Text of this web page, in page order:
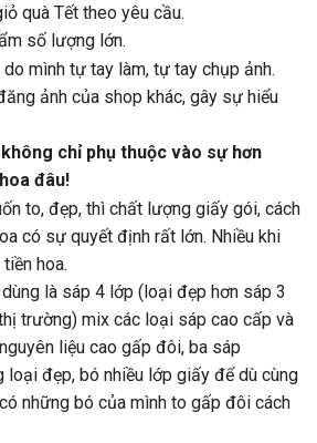
quà Tết theo yêu cầu.
số lượng lớn.
do mình tự tay làm, tự tay chụp ảnh.
ảnh của shop khác, gây sự hiểu
chỉ phụ thuộc vào sự hơn
đâu!
to, đẹp, thì chất lượng giấy gói, cách
có sự quyết định rất lớn. Nhiều khi
hoa.
là sáp 4 lớp (loại đẹp hơn sáp 3
trường) mix các loại sáp cao cấp và
liệu cao gấp đôi, ba sáp
loại đẹp, bó nhiều lớp giấy để dù cùng
những bó của mình to gấp đôi cách